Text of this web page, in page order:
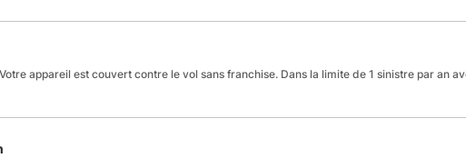
Votre appareil est couvert contre le vol sans franchise. Dans la limite de 1 sinistre par an